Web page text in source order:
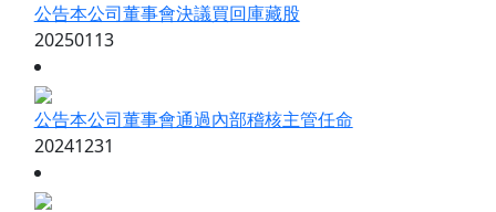
公告本公司董事會決議買回庫藏股
20250113
公告本公司董事會通過內部稽核主管任命
20241231